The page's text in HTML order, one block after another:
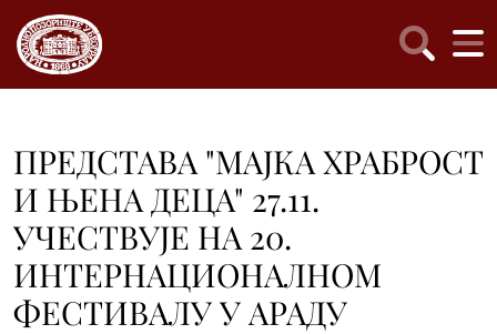
ПРЕДСТАВА "МАЈКА ХРАБРОСТ
И ЊЕНА ДЕЦА" 27.11.
УЧЕСТВУЈЕ НА 20.
ИНТЕРНАЦИОНАЛНОМ
ФЕСТИВАЛУ У АРАДУ